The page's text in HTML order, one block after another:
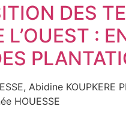
DES
L’OUEST :
Abidine KOUPKERE
HOUESSE